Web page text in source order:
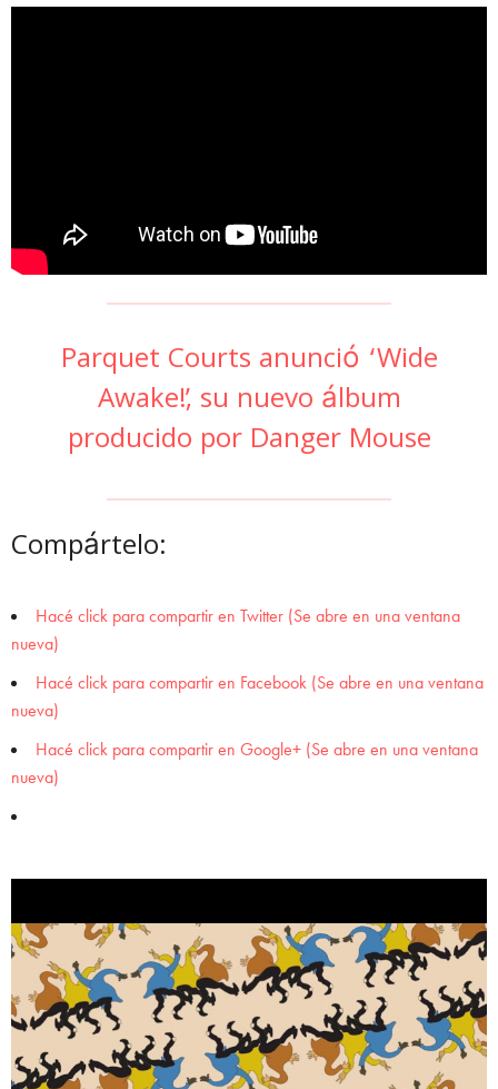
Parquet Courts anunció ‘Wide
Awake!’, su nuevo álbum
producido por Danger Mouse
Compártelo:
Hacé click para compartir en Twitter (Se abre en una ventana
nueva)
Hacé click para compartir en Facebook (Se abre en una ventana
nueva)
Hacé click para compartir en Google+ (Se abre en una ventana
nueva)